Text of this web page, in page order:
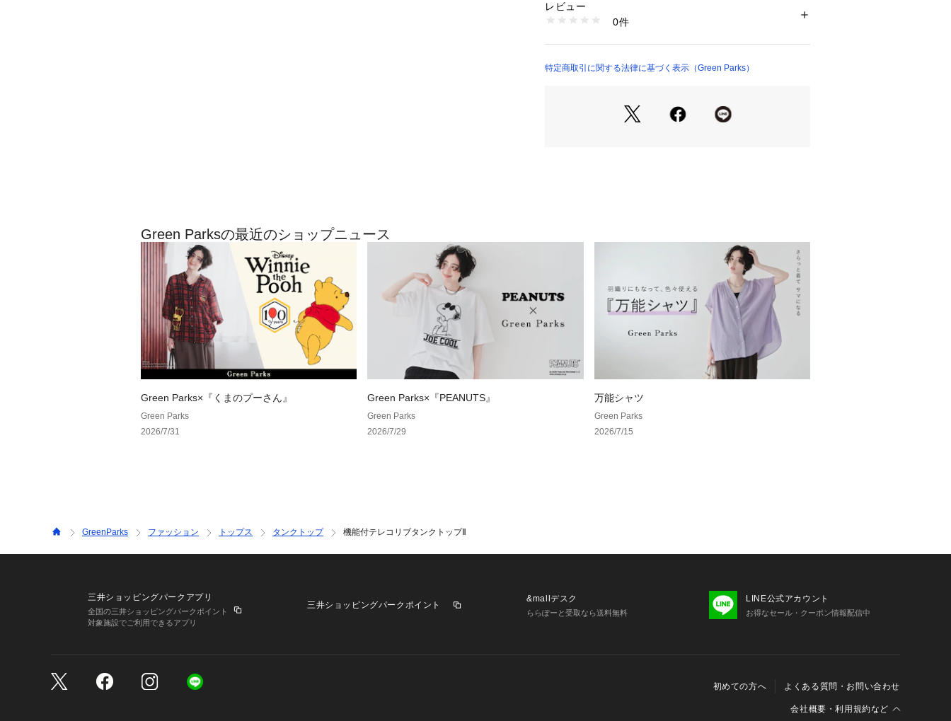
も取り入れやすく、シャツやカーディガンのインナーと
してもおすすめです。毎日のコーデに自然と溶け込む、
光沢感[なし]
ポケット[なし]※モデル着用画像は、光の当たり具合で色
味が違って見える場合がございます。※お使いのモニタ
商品番号：
06001916902 （ショップ）
レビュー
0件
特定商取引に関する法律に基づく表示（Green Parks）
Green Parksの最近のショップニュース
Green Parks×『くまのプーさん』
Green Parks
2026/7/31
Green Parks×『PEANUTS』
Green Parks
2026/7/29
万能シャツ
Green Parks
2026/7/15
GreenParks ファッション トップス タンクトップ 機能付テレコリブタンクトップⅡ
三井ショッピングパークアプリ
全国の三井ショッピングパークポイント
対象施設でご利用できるアプリ
三井ショッピングパークポイント
&mallデスク
ららぽーと受取なら送料無料
LINE公式アカウント
お得なセール・クーポン情報配信中
初めての方へ よくある質問・お問い合わせ
会社概要・利用規約など